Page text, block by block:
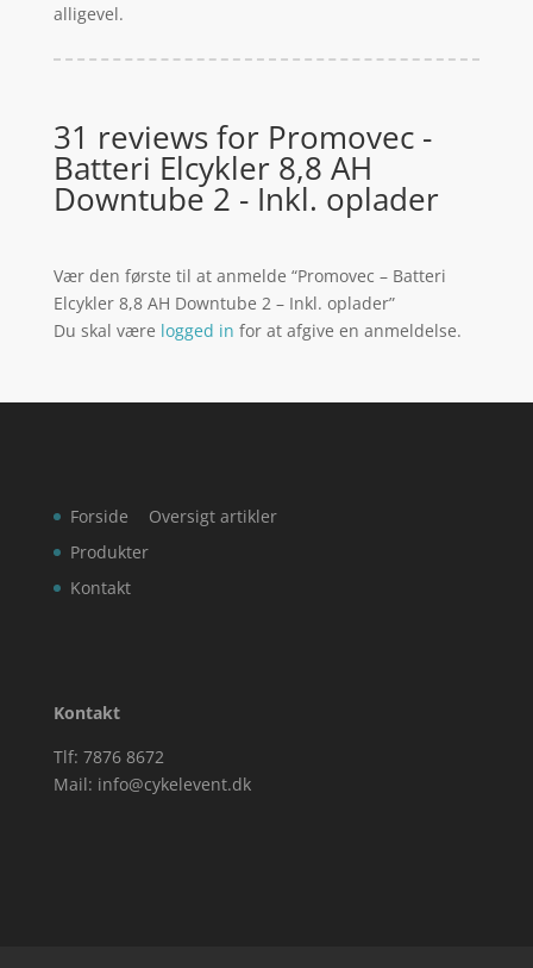
alligevel.
31 reviews for Promovec -
Batteri Elcykler 8,8 AH
Downtube 2 - Inkl. oplader
Vær den første til at anmelde “Promovec – Batteri
Elcykler 8,8 AH Downtube 2 – Inkl. oplader”
Du skal være logged in for at afgive en anmeldelse.
Forside
Produkter
Kontakt
Oversigt artikler
Kontakt
Tlf: 7876 8672
Mail: info@cykelevent.dk